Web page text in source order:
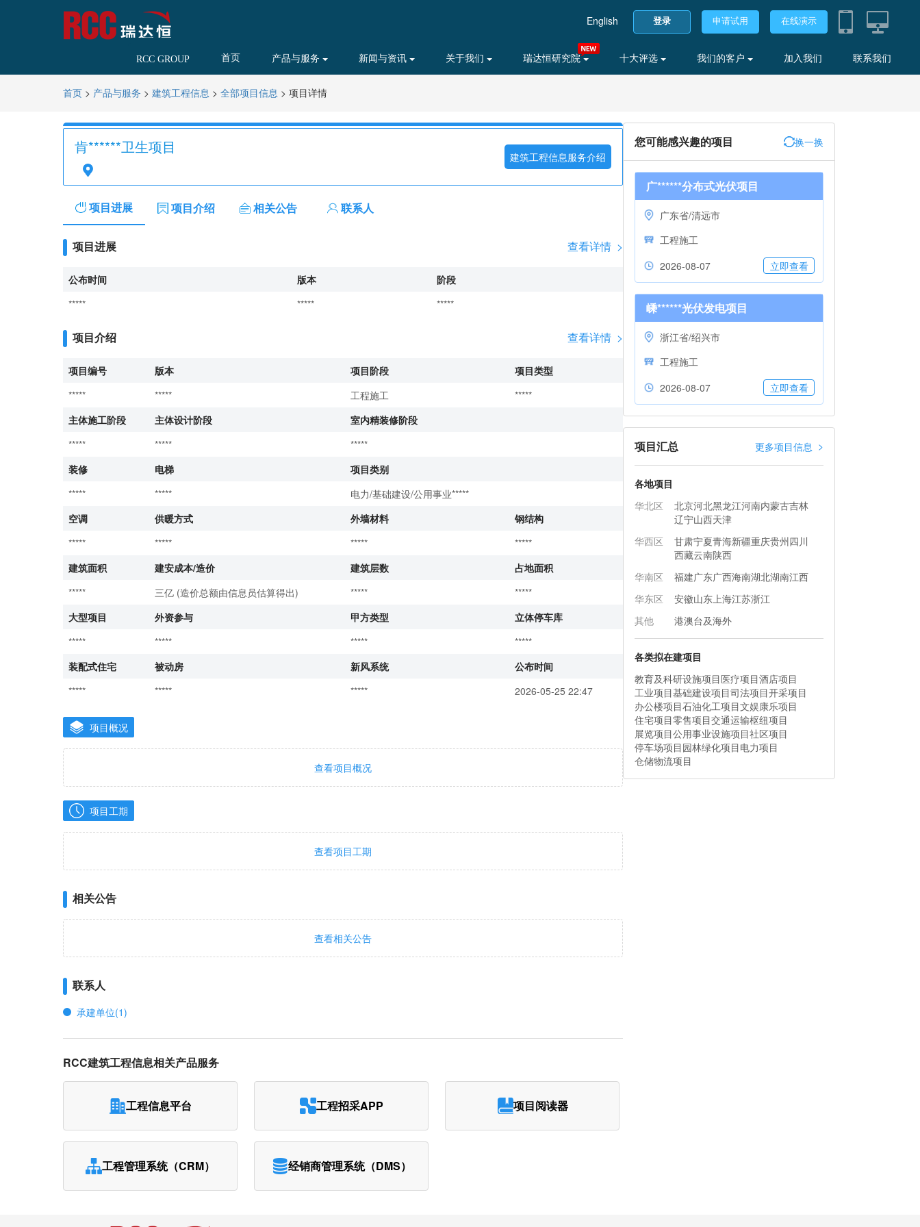
English 登录 申请试用 在线演示
RCC GROUP 首页 产品与服务 新闻与资讯 关于我们 瑞达恒研究院 十大评选 我们的客户 加入我们 联系我们
首页 > 产品与服务 > 建筑工程信息 > 全部项目信息 > 项目详情
肯******卫生项目
建筑工程信息服务介绍
项目进展 项目介绍 相关公告 联系人
项目进展 查看详情 >
公布时间 版本
阶段
*****
***** *****
项目介绍 查看详情 >
项目编号 版本 项目阶段
项目类型
*****
***** 工程施工
*****
主体施工阶段
主体设计阶段
室内精装修阶段
*****
*****
*****
装修
电梯
项目类别
*****
*****
电力/基础建设/公用事业*****
空调
供暖方式 外墙材料
钢结构
*****
***** *****
*****
建筑面积
建安成本/造价 建筑层数
占地面积
*****
三亿 (造价总额由信息员估算得出) *****
*****
大型项目
外资参与 甲方类型
立体停车库
*****
***** *****
*****
装配式住宅
被动房 新风系统
公布时间
*****
***** ***** 2026-05-25 22:47
项目概况
查看项目概况
项目工期
查看项目工期
相关公告
查看相关公告
联系人
承建单位(1)
RCC建筑工程信息相关产品服务
工程信息平台 工程招采APP 项目阅读器
工程管理系统（CRM） 经销商管理系统（DMS）
您可能感兴趣的项目 换一换
广******分布式光伏项目
广东省/清远市
工程施工
2026-08-07
立即查看
嵊******光伏发电项目
浙江省/绍兴市
工程施工
2026-08-07
立即查看
项目汇总 更多项目信息 >
各地项目
华北区
北京河北黑龙江河南内蒙古吉林
辽宁山西天津
华西区
甘肃宁夏青海新疆重庆贵州四川
西藏云南陕西
华南区
福建广东广西海南湖北湖南江西
华东区
安徽山东上海江苏浙江
其他
港澳台及海外
各类拟在建项目
教育及科研设施项目医疗项目酒店项目
工业项目基础建设项目司法项目开采项目
办公楼项目石油化工项目文娱康乐项目
住宅项目零售项目交通运输枢纽项目
展览项目公用事业设施项目社区项目
停车场项目园林绿化项目电力项目
仓储物流项目